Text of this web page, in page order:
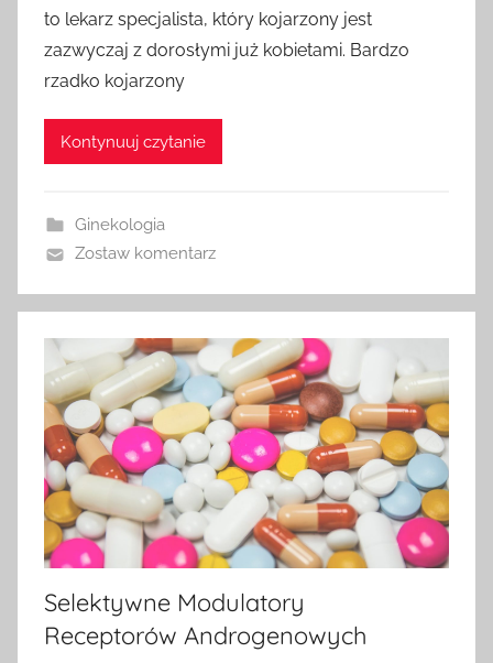
to lekarz specjalista, który kojarzony jest
zazwyczaj z dorosłymi już kobietami. Bardzo
rzadko kojarzony
Kontynuuj czytanie
Ginekologia
Zostaw komentarz
Selektywne Modulatory
Receptorów Androgenowych